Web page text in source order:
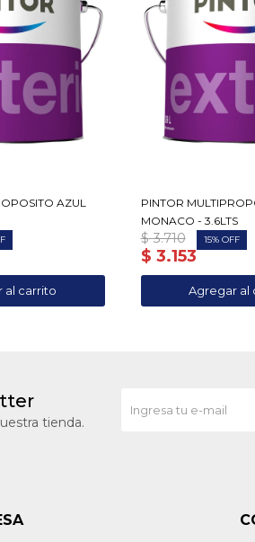
AZUL
PINTOR
MONACO - 3.6LTS
$ 3.153
$ 3.710 15
tienda.